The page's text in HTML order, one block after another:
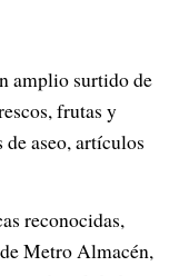
amplio surtido de
frutas y
aseo, artículos
reconocidas,
Metro Almacén,